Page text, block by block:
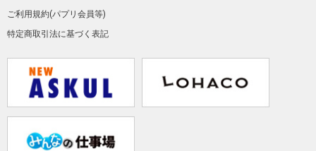
ご利用規約(パプリ会員等)
特定商取引法に基づく表記